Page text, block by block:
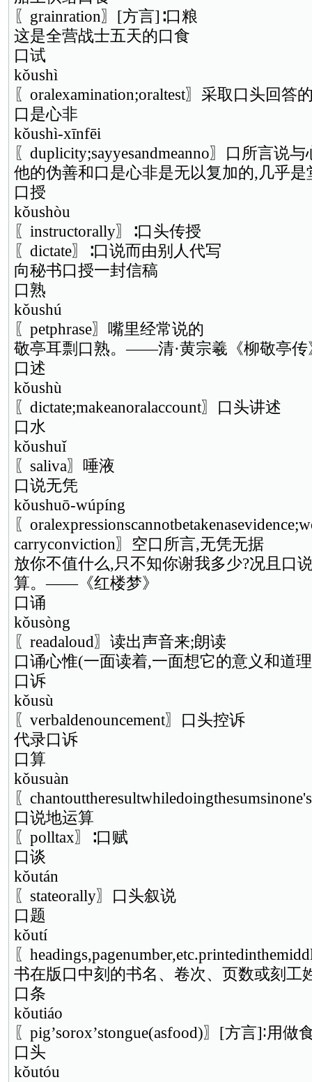
〖grainration〗[方言]∶口粮
这是全营战士五天的口食
口试
kǒushì
〖oralexamination;oraltest〗采取口头回答
口是心非
kǒushì-xīnfēi
〖duplicity;sayyesandmeanno〗口所言说
他的伪善和口是心非是无以复加的,几乎是
口授
kǒushòu
〖instructorally〗∶口头传授
〖dictate〗∶口说而由别人代写
向秘书口授一封信稿
口熟
kǒushú
〖petphrase〗嘴里经常说的
敬亭耳剽口熟。——清·黄宗羲《柳敬亭传
口述
kǒushù
〖dictate;makeanoralaccount〗口头讲述
口水
kǒushuǐ
〖saliva〗唾液
口说无凭
kǒushuō-wúpíng
〖
carryconviction〗空口所言,无凭无据
放你不值什么,只不知你谢我多少?况且口
算。——《红楼梦》
口诵
kǒusòng
〖readaloud〗读出声音来;朗读
口诵心惟(一面读着,一面想它的意义和道
口诉
kǒusù
〖verbaldenouncement〗口头控诉
代录口诉
口算
kǒusuàn
〖
口说地运算
〖polltax〗∶口赋
口谈
kǒután
〖stateorally〗口头叙说
口题
kǒutí
〖
书在版口中刻的书名、卷次、页数或刻工
口条
kǒutiáo
〖pig’sorox’stongue(asfood)〗[方言]∶用
口头
kǒutóu